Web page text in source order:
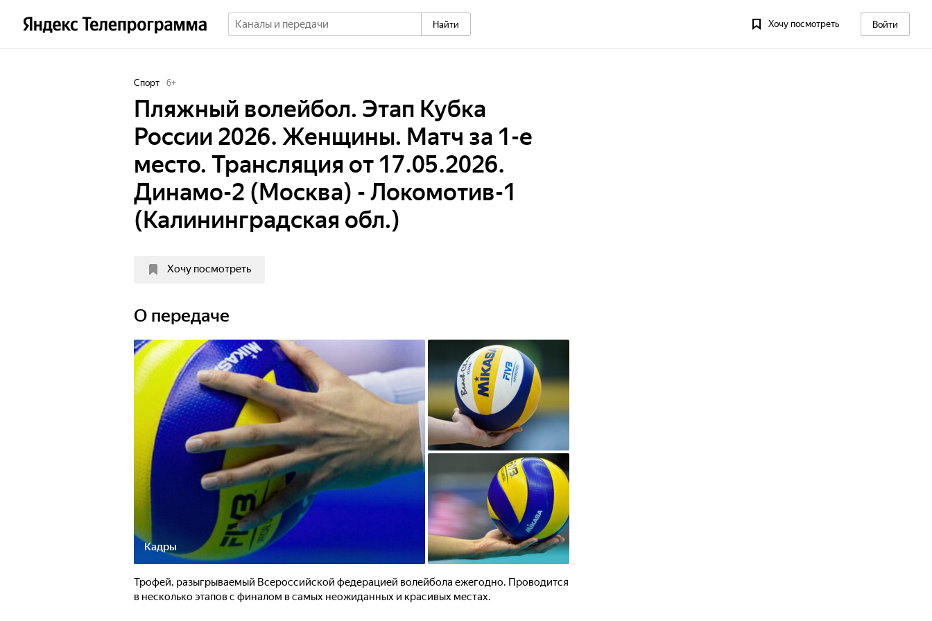
Найти Хочу посмотреть Войти
Спорт 6+
Пляжный волейбол. Этап Кубка
России 2026. Женщины. Матч за 1-е
место. Трансляция от 17.05.2026.
Динамо-2 (Москва) - Локомотив-1
(Калининградская обл.)
Хочу посмотреть
О передаче
Кадры
Трофей, разыгрываемый Всероссийской федерацией волейбола ежегодно. Проводится
в несколько этапов с финалом в самых неожиданных и красивых местах.